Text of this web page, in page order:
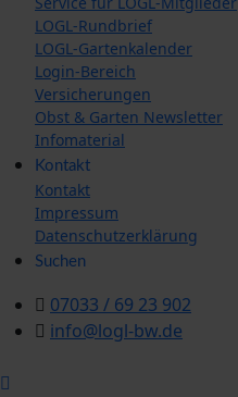
LOGL-Rundbrief
LOGL-Gartenkalender
Login-Bereich
Versicherungen
Obst & Garten Newsletter
Infomaterial
Kontakt
Kontakt
Impressum
Datenschutzerklärung
Suchen
07033 / 69 23 902
info@logl-bw.de